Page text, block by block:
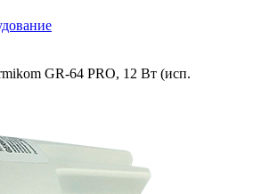
GR-64 PRO, 12 Вт (исп.